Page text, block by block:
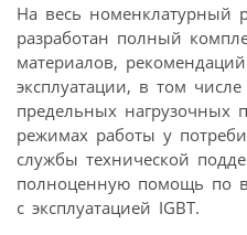
На весь номенклатурный
разработан полный
материалов,
эксплуатации, в том
предельных нагрузочных
режимах работы у
службы технической
полноценную помощь по
с эксплуатацией IGBT.